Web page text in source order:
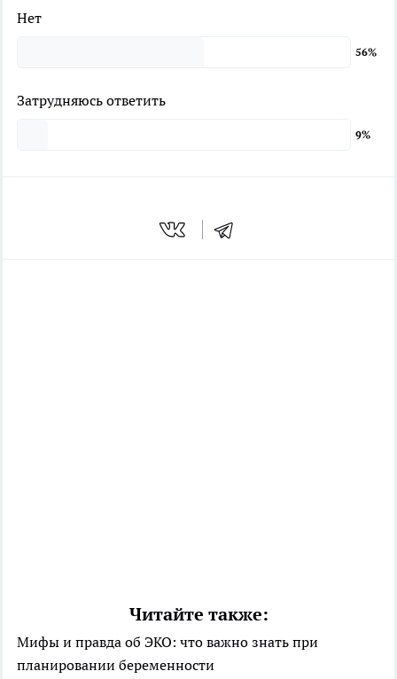
Нет
56%
Затрудняюсь ответить
9%
Читайте также:
Мифы и правда об ЭКО: что важно знать при
планировании беременности